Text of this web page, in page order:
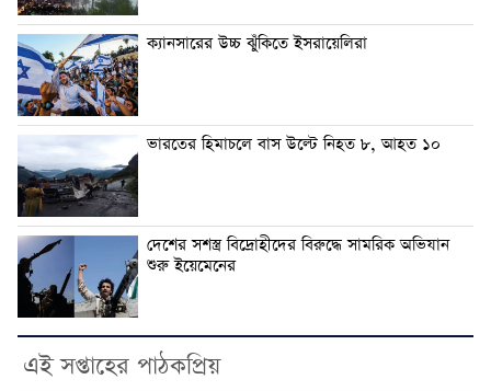
ক্যানসারের উচ্চ ঝুঁকিতে ইসরায়েলিরা
ভারতের হিমাচলে বাস উল্টে নিহত ৮, আহত ১০
দেশের সশস্ত্র বিদ্রোহীদের বিরুদ্ধে সামরিক অভিযান
শুরু ইয়েমেনের
এই সপ্তাহের পাঠকপ্রিয়